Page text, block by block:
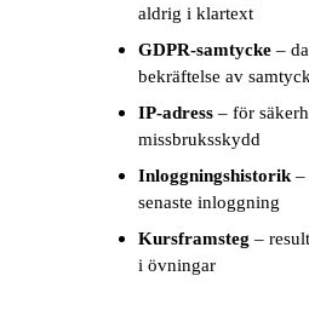
aldrig i klartext
GDPR-samtycke –
bekräftelse av
IP-adress – för
missbruksskydd
Inloggningshistorik –
senaste inloggning
Kursframsteg –
i övningar